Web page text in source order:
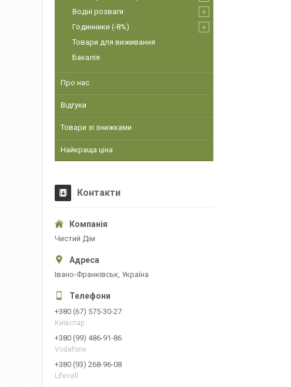
Водні розваги
Годинники (-8%)
Товари для виживання
Бакалія
Про нас
Відгуки
Товари зі знижками
Найкраща ціна
Контакти
Чистий Дім
Івано-Франківськ, Україна
+380 (67) 575-30-27
Київстар
+380 (99) 486-91-86
Vodafone
+380 (93) 268-96-08
Lifecell